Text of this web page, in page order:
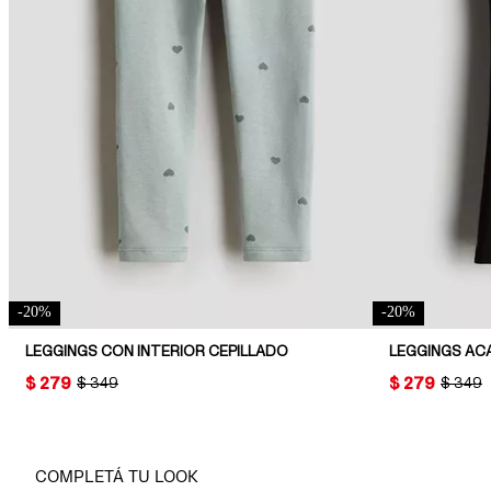
-20%
LEGGINGS CON INTERIOR CEPILLADO
ORIGINAL PRICE:
$ 349
PRICE:
$ 279
-20%
LEGGINGS
$ 349
PRICE:
$ 279
COMPLETÁ TU LOOK